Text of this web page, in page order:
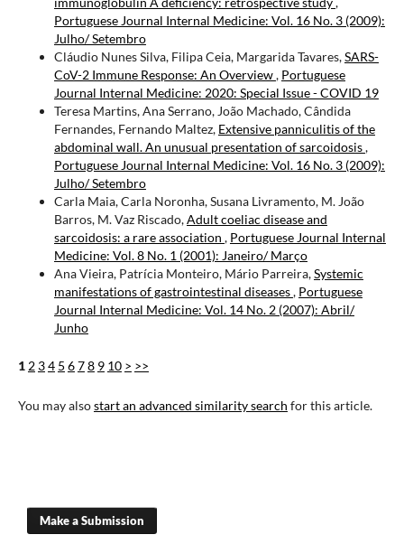
Portuguese Journal Internal Medicine: Vol. 16 No. 3 (2009):
Julho/ Setembro
Cláudio Nunes Silva, Filipa Ceia, Margarida Tavares,SARS-
CoV-2 Immune Response: An Overview, Portuguese
Journal Internal Medicine: 2020: Special Issue - COVID 19
Teresa Martins, Ana Serrano, João Machado, Cândida
Fernandes, Fernando Maltez, Extensive panniculitis of the
abdominal wall. An unusual presentation of sarcoidosis,
Portuguese Journal Internal Medicine: Vol. 16 No. 3 (2009):
Julho/ Setembro
Carla Maia, Carla Noronha, Susana Livramento, M. João
Barros, M. Vaz Riscado,Adult coeliac disease and
sarcoidosis: a rare association , Portuguese Journal Internal
Medicine: Vol. 8 No. 1 (2001): Janeiro/ Março
Ana Vieira, Patrícia Monteiro, Mário Parreira,Systemic
manifestations of gastrointestinal diseases, Portuguese
Journal Internal Medicine: Vol. 14 No. 2 (2007): Abril/
Junho
1 2 34 5 678 9 10 > >>
You may alsostart an advanced similarity search for this article.
Make a Submission